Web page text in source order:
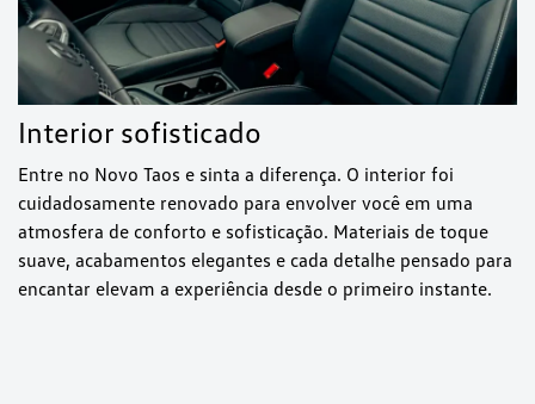
Interior sofisticado
Entre no Novo Taos e sinta a diferença. O interior foi
cuidadosamente renovado para envolver você em uma
atmosfera de conforto e sofisticação. Materiais de toque
suave, acabamentos elegantes e cada detalhe pensado para
encantar elevam a experiência desde o primeiro instante.